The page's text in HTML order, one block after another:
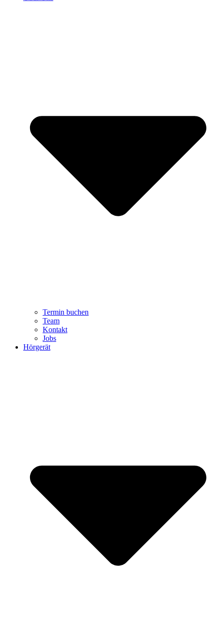
Termin buchen
Team
Kontakt
Jobs
Hörgerät